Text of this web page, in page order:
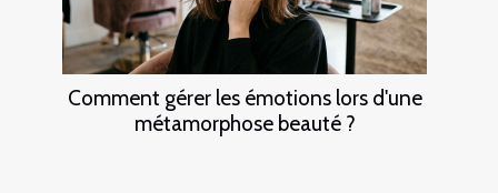
Comment gérer les émotions lors d'une
métamorphose beauté ?